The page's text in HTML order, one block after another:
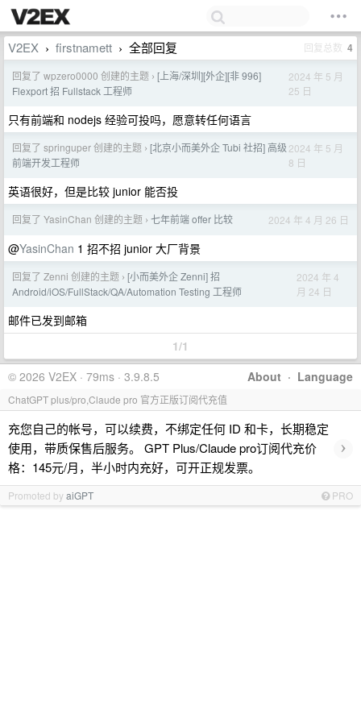
V2EX › firstnamett › 全部回复 回复总数 4
回复了 wpzero0000 创建的主题 › [上海/深圳][外企][非 996]
Flexport 招 Fullstack 工程师
2024 年 5 月
25 日
只有前端和 nodejs 经验可投吗，愿意转任何语言
回复了 springuper 创建的主题 › [北京小而美外企 Tubi 社招] 高级
前端开发工程师
2024 年 5 月
8 日
英语很好，但是比较 junior 能否投
回复了 YasinChan 创建的主题 › 七年前端 offer 比较 2024 年 4 月 26 日
@YasinChan 1 招不招 junior 大厂背景
回复了 Zenni 创建的主题 › [小而美外企 Zenni] 招
Android/iOS/FullStack/QA/Automation Testing 工程师
2024 年 4
月 24 日
邮件已发到邮箱
1/1
About · Language
© 2026 V2EX · 79ms · 3.9.8.5
ChatGPT plus/pro,Claude pro 官方正版订阅代充值
充您自己的帐号，可以续费，不绑定任何 ID 和卡，长期稳定
使用，带质保售后服务。 GPT Plus/Claude pro订阅代充价
格：145元/月，半小时内充好，可开正规发票。
›
Promoted byaiGPT PRO